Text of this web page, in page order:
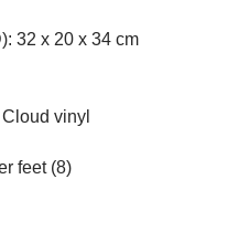
32 x 20 x 34 cm
vinyl
feet (8)